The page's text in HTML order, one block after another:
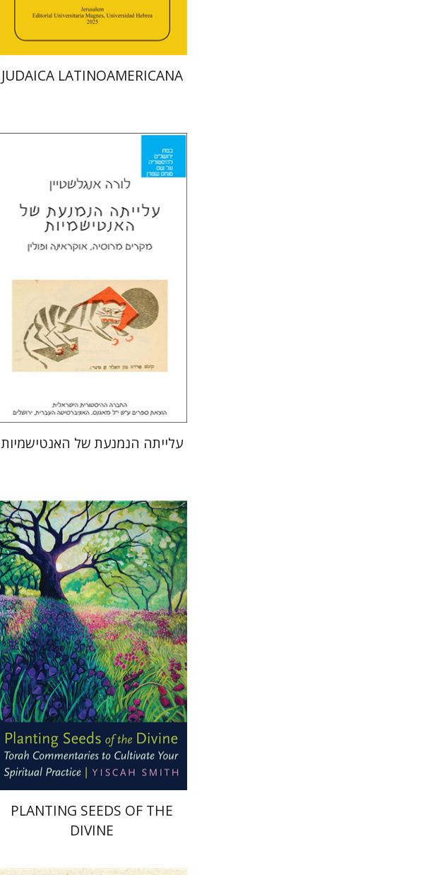
$53
$48
JUDAICA LATINOAMERICANA
מירי אליאב-פלדון
דורון מגן
הנחת אתר ספר מודפס
$32
עלייתה הנמנעת של האנטישמיות
Yiscah Smith
הנחת אתר ספר מודפס
$25
$22
PLANTING SEEDS OF THE
DIVINE